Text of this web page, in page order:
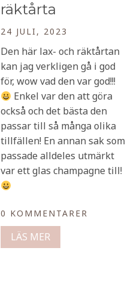
räktårta
24 JULI, 2023
Den här lax- och räktårtan
kan jag verkligen gå i god
för, wow vad den var god!!!
Enkel var den att göra
också och det bästa den
passar till så många olika
tillfällen! En annan sak som
passade alldeles utmärkt
var ett glas champagne till!
0 KOMMENTARER
LÄS MER